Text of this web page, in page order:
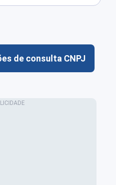
de consulta CNPJ